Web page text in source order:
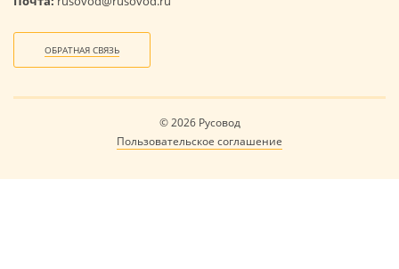
ОБРАТНАЯ СВЯЗЬ
© 2026 Русовод
Пользовательское соглашение